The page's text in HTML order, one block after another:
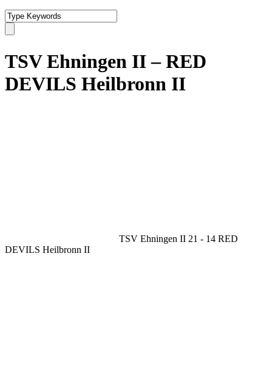
TSV Ehningen II – RED
DEVILS Heilbronn II
TSV Ehningen II 21 - 14 RED
DEVILS Heilbronn II